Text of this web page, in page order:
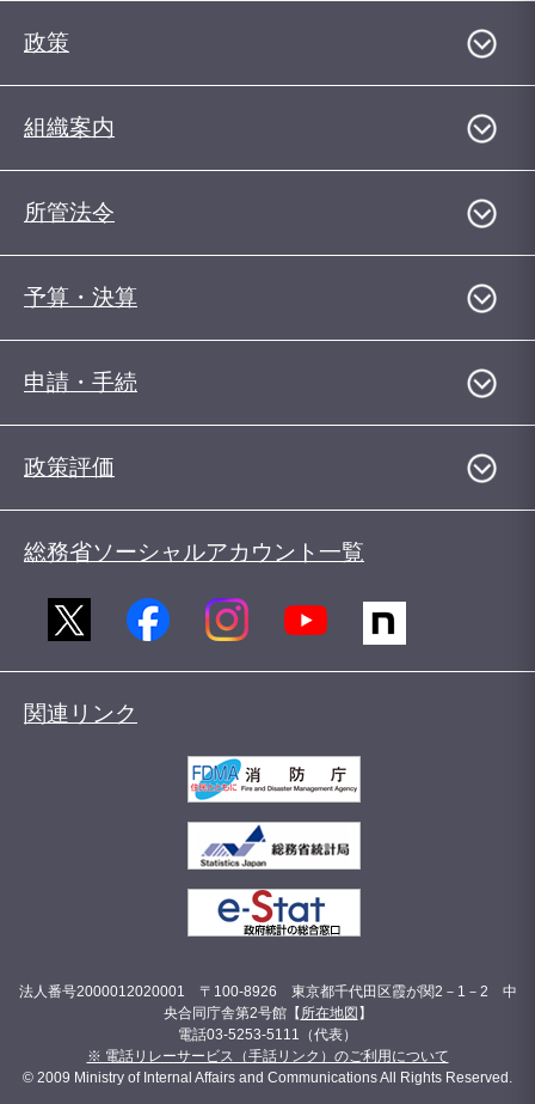
政策
組織案内
所管法令
予算・決算
申請・手続
政策評価
総務省ソーシャルアカウント一覧
関連リンク
法人番号2000012020001 〒100-8926 東京都千代田区霞が関2－1－2 中
央合同庁舎第2号館【 所在地図 】
電話03-5253-5111（代表）
※ 電話リレーサービス（手話リンク）のご利用について
© 2009 Ministry of Internal Affairs and Communications All Rights Reserved.